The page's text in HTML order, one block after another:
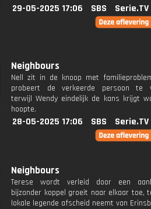
29-05-2025 17:06 SBS Serie.TV
Neighbours
Nell zit in de knoop met
probeert de verkeerde persoon te
terwijl Wendy eindelijk de kans krijgt
hoopte.
28-05-2025 17:06 SBS Serie.TV
Neighbours
Terese wordt verleid door een
bijzonder koppel groeit naar elkaar toe,
lokale legende afscheid neemt van